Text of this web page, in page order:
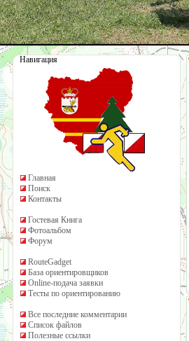
Навигация
Главная
Поиск
Контакты
Гостевая Книга
Фотоальбом
Форум
RouteGadget
База ориентировщиков
Online-подача заявки
Тесты по ориентированию
Все последние комментарии
Список файлов
Полезные ссылки